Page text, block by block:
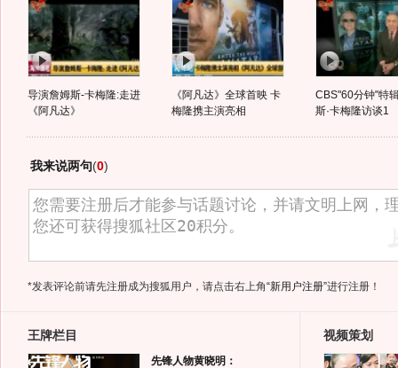
导演詹姆斯-卡梅隆:走进
《阿凡达》
《阿凡达》全球首映 卡
梅隆携主演亮相
CBS"60分钟"特
斯·卡梅隆访谈1
我来说两句(0)
*发表评论前请先注册成为搜狐用户，请点击右上角“新用户注册”进行注册！
王牌栏目
先锋人物黄晓明：
视频策划